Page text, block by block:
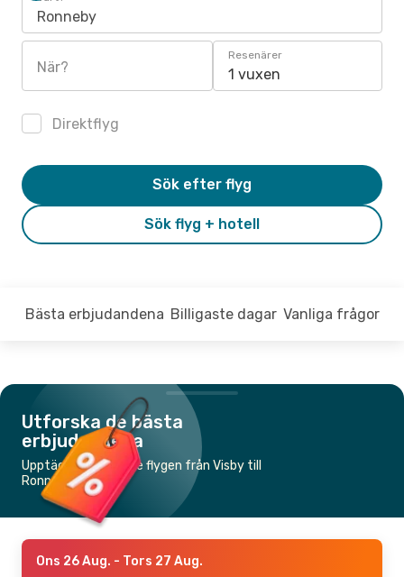
Ronneby
När?
Resenärer
1 vuxen
Direktflyg
Sök flyg + hotell
Sök efter flyg
Bästa erbjudandena Billigaste dagar Vanliga frågor
Utforska de bästa
erbjudandena
Upptäck de billigaste flygen från Visby till
Ronneby
Ons 26 Aug. - Tors 27 Aug.